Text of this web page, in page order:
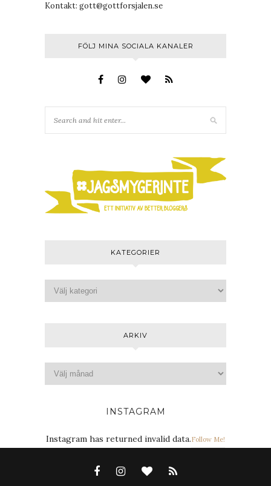
Kontakt: gott@gottforsjalen.se
FÖLJ MINA SOCIALA KANALER
KATEGORIER
ARKIV
INSTAGRAM
Instagram has returned invalid data.Follow Me!